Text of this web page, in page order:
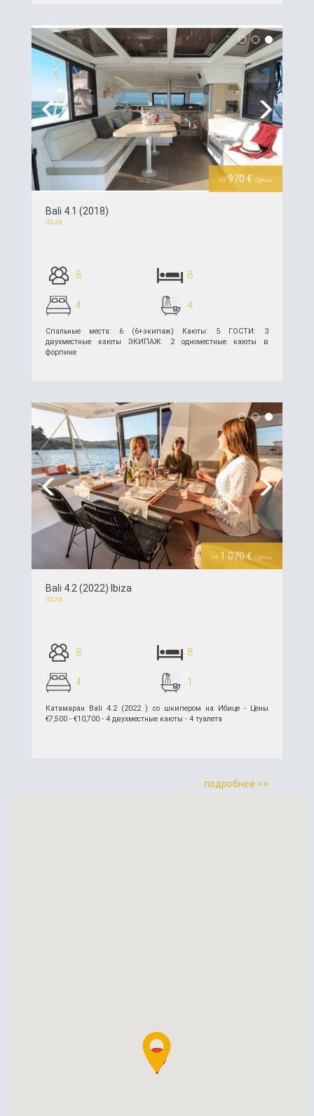
подробнее >>
Previous Next
от970 € /день
Bali 4.1 (2018)
Ibiza
8 8
4 4
Спальные места: 6 (6+экипаж) Каюты: 5 ГОСТИ: 3
двухместные каюты ЭКИПАЖ: 2 одноместные каюты в
форпике
подробнее >>
Previous Next
от 1 070 € /день
Bali 4.2 (2022) Ibiza
Ibiza
8 8
4 1
Катамаран Bali 4.2 (2022 ) со шкипером на Ибице - Цены
€7,500 - €10,700 - 4 двухместные каюты - 4 туалета
подробнее >>